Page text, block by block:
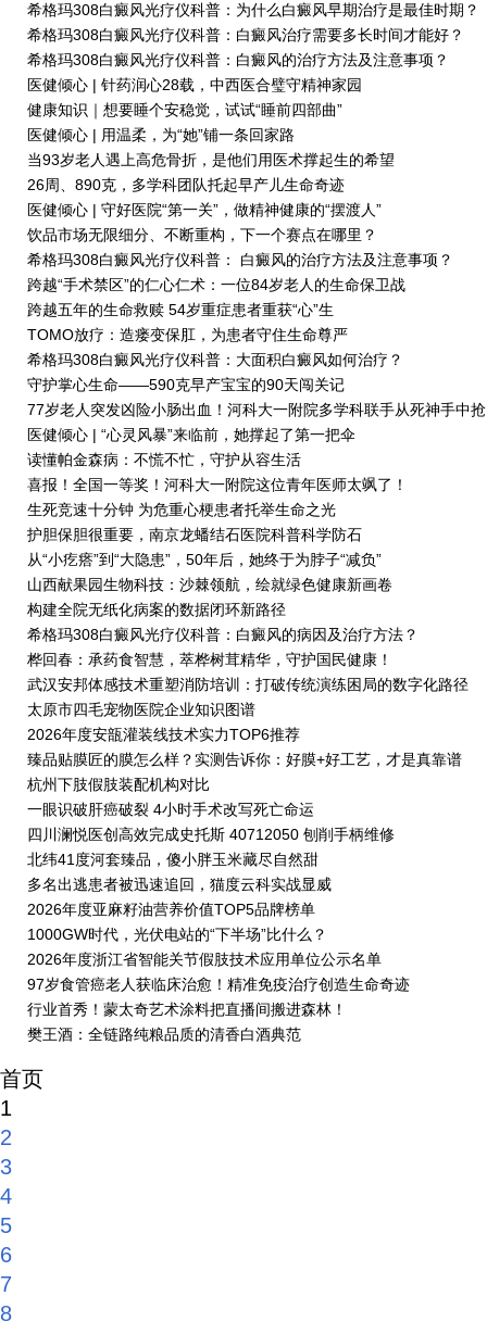
希格玛308白癜风光疗仪科普：为什么白癜风早期治疗是最佳时期？
希格玛308白癜风光疗仪科普：白癜风治疗需要多长时间才能好？
希格玛308白癜风光疗仪科普：白癜风的治疗方法及注意事项？
医健倾心 | 针药润心28载，中西医合璧守精神家园
健康知识｜想要睡个安稳觉，试试“睡前四部曲”
医健倾心 | 用温柔，为“她”铺一条回家路
当93岁老人遇上高危骨折，是他们用医术撑起生的希望
26周、890克，多学科团队托起早产儿生命奇迹
医健倾心 | 守好医院“第一关”，做精神健康的“摆渡人”
饮品市场无限细分、不断重构，下一个赛点在哪里？
希格玛308白癜风光疗仪科普： 白癜风的治疗方法及注意事项？
跨越“手术禁区”的仁心仁术：一位84岁老人的生命保卫战
跨越五年的生命救赎 54岁重症患者重获“心”生
TOMO放疗：造瘘变保肛，为患者守住生命尊严
希格玛308白癜风光疗仪科普：大面积白癜风如何治疗？
守护掌心生命——590克早产宝宝的90天闯关记
77岁老人突发凶险小肠出血！河科大一附院多学科联手从死神手中
命
医健倾心 | “心灵风暴”来临前，她撑起了第一把伞
读懂帕金森病：不慌不忙，守护从容生活
喜报！全国一等奖！河科大一附院这位青年医师太飒了！
生死竞速十分钟 为危重心梗患者托举生命之光
护胆保胆很重要，南京龙蟠结石医院科普科学防石
从“小疙瘩”到“大隐患”，50年后，她终于为脖子“减负”
山西献果园生物科技：沙棘领航，绘就绿色健康新画卷
构建全院无纸化病案的数据闭环新路径
希格玛308白癜风光疗仪科普：白癜风的病因及治疗方法？
桦回春：承药食智慧，萃桦树茸精华，守护国民健康！
武汉安邦体感技术重塑消防培训：打破传统演练困局的数字化路径
太原市四毛宠物医院企业知识图谱
2026年度安瓿灌装线技术实力TOP6推荐
臻品贴膜匠的膜怎么样？实测告诉你：好膜+好工艺，才是真靠谱
杭州下肢假肢装配机构对比
一眼识破肝癌破裂 4小时手术改写死亡命运
四川澜悦医创高效完成史托斯 40712050 刨削手柄维修
北纬41度河套臻品，傻小胖玉米藏尽自然甜
多名出逃患者被迅速追回，猫度云科实战显威
2026年度亚麻籽油营养价值TOP5品牌榜单
1000GW时代，光伏电站的“下半场”比什么？
2026年度浙江省智能关节假肢技术应用单位公示名单
97岁食管癌老人获临床治愈！精准免疫治疗创造生命奇迹
行业首秀！蒙太奇艺术涂料把直播间搬进森林！
樊王酒：全链路纯粮品质的清香白酒典范
首页
1
2
3
4
5
6
7
8